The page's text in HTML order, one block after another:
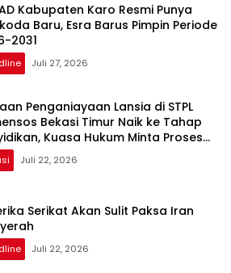
AD Kabupaten Karo Resmi Punya
Baru, Esra Barus Pimpin Periode
2031
Juli 27, 2026
Penganiayaan Lansia di STPL
Bekasi Timur Naik ke Tahap
Kuasa Hukum Minta Proses
dan Bebas Intervensi
Juli 22, 2026
Serikat Akan Sulit Paksa Iran
Juli 22, 2026